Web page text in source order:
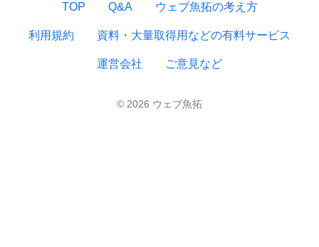
TOP Q&A ウェブ魚拓の考え方
利用規約 資料・大量取得用などの有料サービス
運営会社 ご意見など
© 2026 ウェブ魚拓